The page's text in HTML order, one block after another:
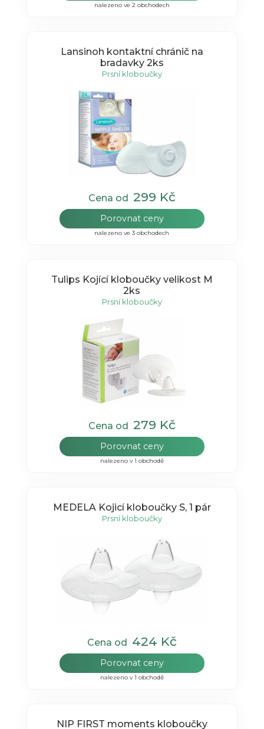
nalezeno ve 2 obchodech
Lansinoh kontaktní chránič na
bradavky 2ks
Prsní kloboučky
Cena od 299 Kč
Porovnat ceny
nalezeno ve 3 obchodech
Tulips Kojící kloboučky velikost M
2ks
Prsní kloboučky
Cena od 279 Kč
Porovnat ceny
nalezeno v 1 obchodě
MEDELA Kojicí kloboučky S, 1 pár
Prsní kloboučky
Cena od 424 Kč
Porovnat ceny
nalezeno v 1 obchodě
NIP FIRST moments kloboučky